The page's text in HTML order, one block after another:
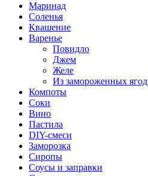
Маринад
Соленья
Квашение
Варенье
Повидло
Джем
Желе
Из замороженных ягод
Компоты
Соки
Вино
Пастила
DIY-смеси
Заморозка
Сиропы
Соусы и заправки